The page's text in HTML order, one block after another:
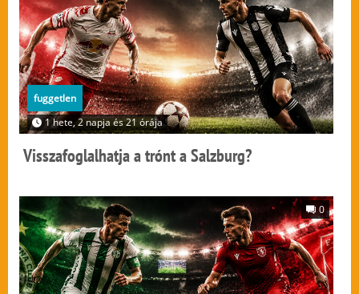
fuggetlen
1 hete, 2 napja és 21 órája
Visszafoglalhatja a trónt a Salzburg?
0